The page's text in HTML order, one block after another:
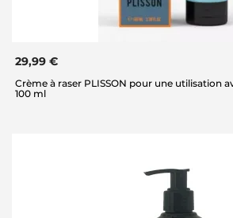
29,99 €
Crème à raser PLISSON pour une utilisation
100 ml